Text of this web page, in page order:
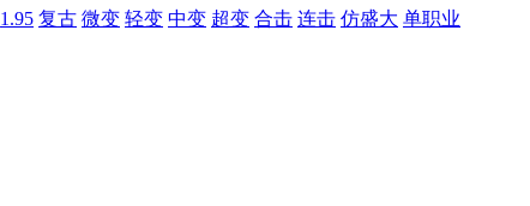
1.95 复古 微变 轻变 中变 超变 合击 连击 仿盛大 单职业